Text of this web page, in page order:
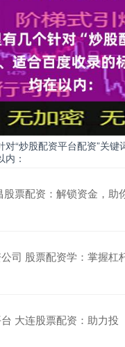
对“炒股配资平台配资”关键
：
票配资：解锁资金，助
司 股票配资学：掌握杠
大连股票配资：助力投